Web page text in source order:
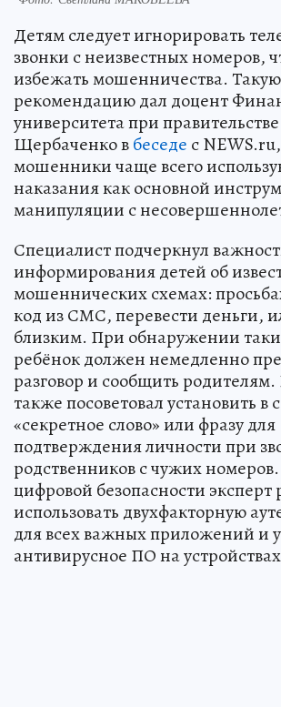
Детям следует игнорировать
звонки с неизвестных номеров,
избежать мошенничества. Такую
рекомендацию дал доцент
университета при
Щербаченко вбеседе с
мошенники чаще всего
наказания как основной
манипуляции с
Специалист подчеркнул
информирования детей об
мошеннических схемах:
код из СМС, перевести деньги,
близким. При обнаружении
ребёнок должен немедленно
разговор и сообщить
также посоветовал установить в
«секретное слово» или фразу для
подтверждения личности при
родственников с чужих
цифровой безопасности эксперт
использовать двухфакторную
для всех важных приложений и
антивирусное ПО на